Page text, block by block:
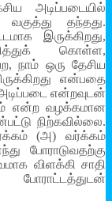
அடிப்படையில்
தந்தது.
இருக்கிறது,
கொள்ள,
ஒரு தேசிய
என்பதை
என்றவுடன்
என்ற வழக்கமான
நிற்கவில்லை.
(அ) வர்க்கம்
போராடுவதற்கு
விளக்கி சாதி